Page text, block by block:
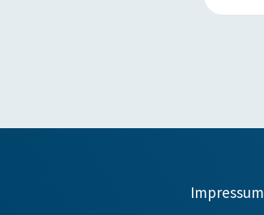
Impressum